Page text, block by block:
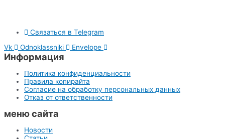
Связаться в Telegram
Vk
Odnoklassniki Envelope
Информация
Политика конфиденциальности
Правила копирайта
Согласие на обработку персональных данных
Отказ от ответственности
меню сайта
Новости